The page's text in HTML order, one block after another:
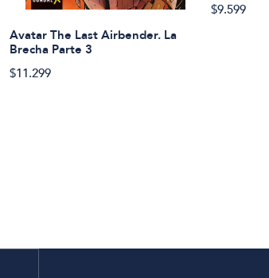
Avatar The Last Airbender. La
Brecha Parte 3
$11.299
$9.599